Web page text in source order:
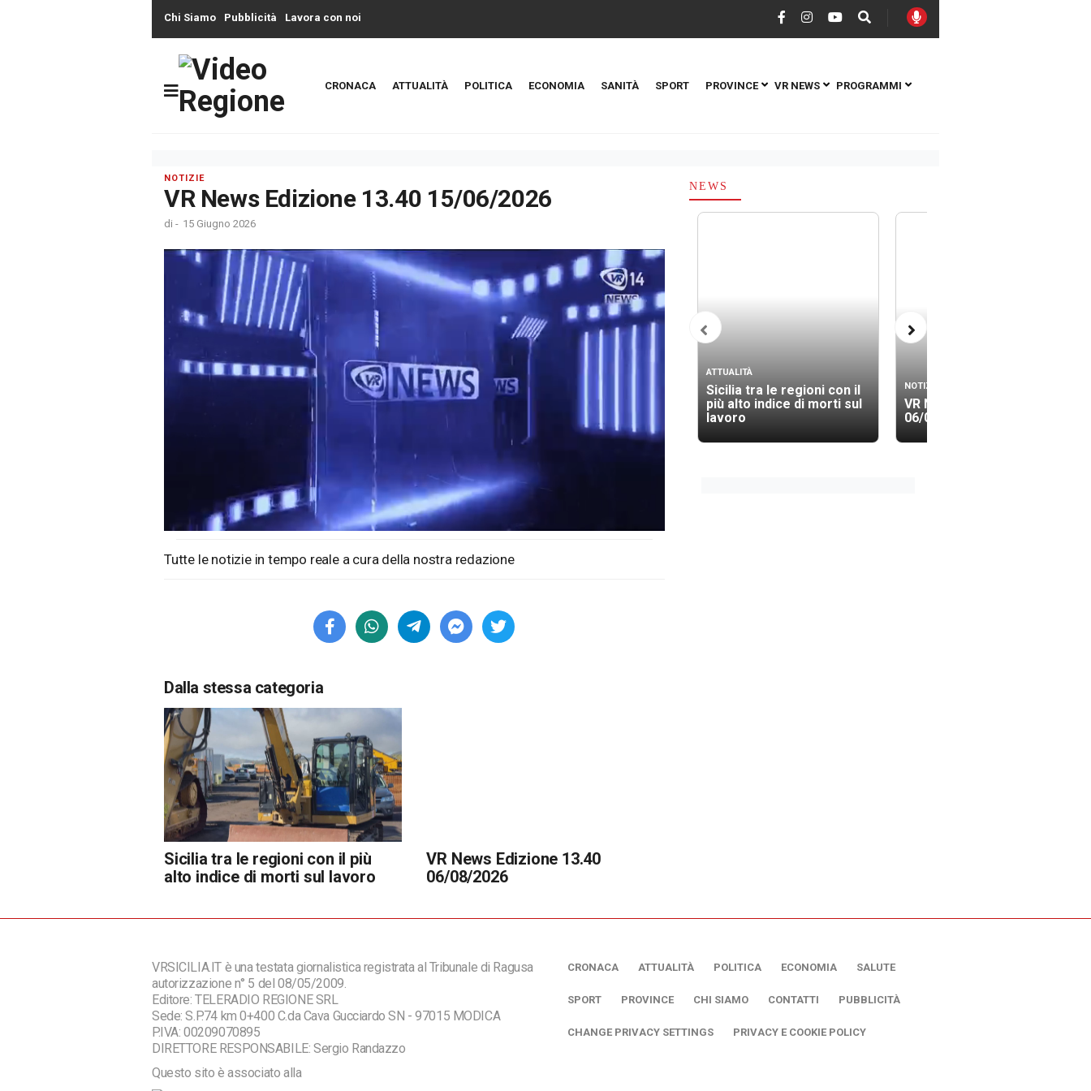
Chi Siamo Pubblicità Lavora con noi
CRONACA ATTUALITÀ POLITICA ECONOMIA SANITÀ SPORT PROVINCE VR NEWS PROGRAMMI
NOTIZIE
VR News Edizione 13.40 15/06/2026
di - 15 Giugno 2026
Unmute Loaded
Tutte le notizie in tempo reale a cura della nostra redazione
Dalla stessa categoria
Sicilia tra le regioni con il più
alto indice di morti sul lavoro
VR News Edizione 13.40
06/08/2026
NEWS
ATTUALITÀ
Sicilia tra le regioni con il
più alto indice di morti sul
lavoro
NOTIZIE
VR News Edizione 13.40
06/08/2026
VRSICILIA.IT è una testata giornalistica registrata al Tribunale di Ragusa
autorizzazione n° 5 del 08/05/2009.
Editore: TELERADIO REGIONE SRL
Sede: S.P.74 km 0+400 C.da Cava Gucciardo SN - 97015 MODICA
P.IVA: 00209070895
DIRETTORE RESPONSABILE: Sergio Randazzo
Questo sito è associato alla
CRONACA ATTUALITÀ POLITICA ECONOMIA SALUTE
SPORT PROVINCE CHI SIAMO CONTATTI PUBBLICITÀ
CHANGE PRIVACY SETTINGS PRIVACY E COOKIE POLICY